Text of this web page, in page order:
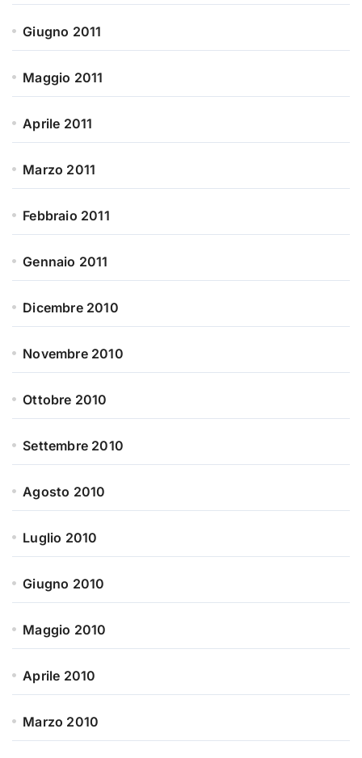
Giugno 2011
Maggio 2011
Aprile 2011
Marzo 2011
Febbraio 2011
Gennaio 2011
Dicembre 2010
Novembre 2010
Ottobre 2010
Settembre 2010
Agosto 2010
Luglio 2010
Giugno 2010
Maggio 2010
Aprile 2010
Marzo 2010